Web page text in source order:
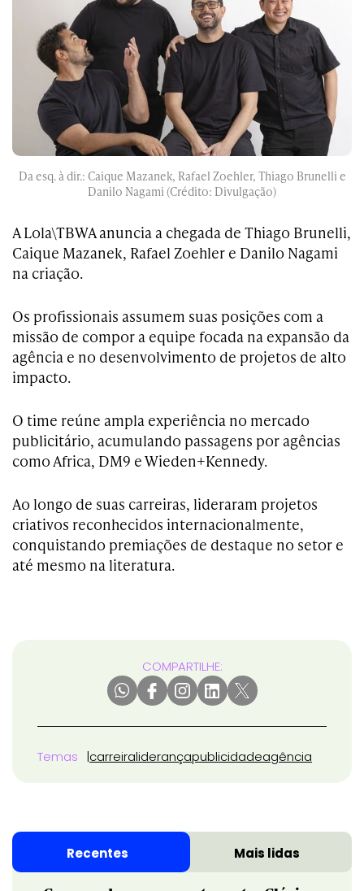
Da esq. à dir.: Caique Mazanek, Rafael Zoehler, Thiago Brunelli e
Danilo Nagami (Crédito: Divulgação)
A Lola\TBWA anuncia a chegada de Thiago Brunelli,
Caique Mazanek, Rafael Zoehler e Danilo Nagami
na criação.
Os profissionais assumem suas posições com a
missão de compor a equipe focada na expansão da
agência e no desenvolvimento de projetos de alto
impacto.
O time reúne ampla experiência no mercado
publicitário, acumulando passagens por agências
como Africa, DM9 e Wieden+Kennedy.
Ao longo de suas carreiras, lideraram projetos
criativos reconhecidos internacionalmente,
conquistando premiações de destaque no setor e
até mesmo na literatura.
COMPARTILHE:
Temas carreiraliderançapublicidadeagência
Recentes Mais lidas